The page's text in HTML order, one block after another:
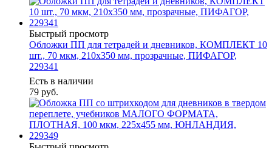
Быстрый просмотр
Обложки ПП для тетрадей и дневников, КОМПЛЕКТ 10
шт., 70 мкм, 210х350 мм, прозрачные, ПИФАГОР,
229341
Есть в наличии
79 руб.